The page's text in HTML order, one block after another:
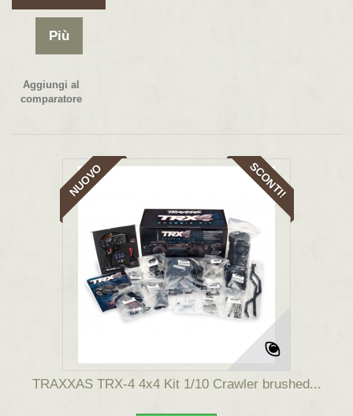
Più
Aggiungi al
comparatore
NUOVO SCONTI!
TRAXXAS TRX-4 4x4 Kit 1/10 Crawler brushed...